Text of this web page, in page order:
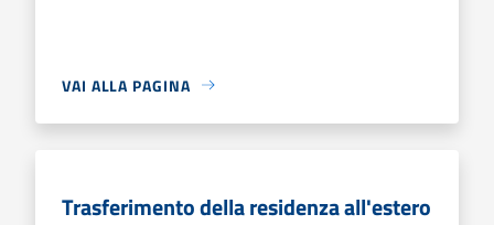
VAI ALLA PAGINA
Trasferimento della residenza all'estero